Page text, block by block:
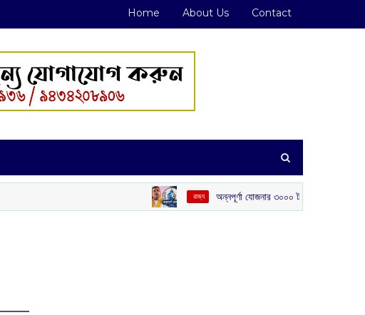
Home About Us Contact
অন্নপূর্ণা যোজনার ৩০০০ টাকা দেওয়া নিয়ে বড় ঘোষণা মুখ্যমন্ত্রীর